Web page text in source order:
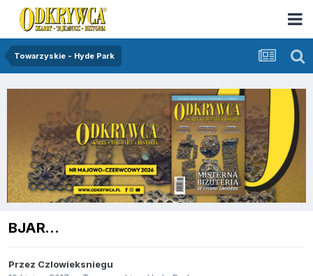
Towarzyskie - Hyde Park
BJAR...
Przez Czlowieksniegu